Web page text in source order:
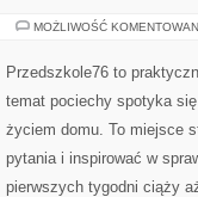
MOŻLIWOŚĆ
Przedszkole76 to
temat pociechy spotyka
życiem domu. To miejsce
pytania i inspirować w
pierwszych tygodni ciąży